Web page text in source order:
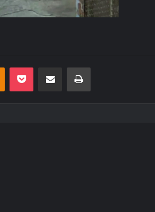
Odnoklassniki
Pocket E-Posta ile paylaş Yazdır